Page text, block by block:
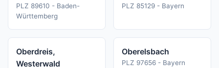
PLZ 89610 - Baden-
Württemberg
PLZ 85129 - Bayern
Oberdreis,
Westerwald
Oberelsbach
PLZ 97656 - Bayern